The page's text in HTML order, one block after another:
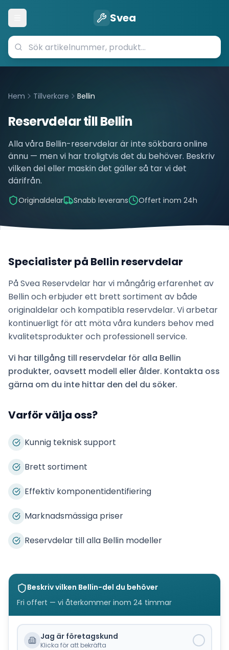
Öppna meny Svea
Hem Tillverkare Bellin
Reservdelar tillBellin
Alla våra Bellin-reservdelar är inte sökbara online
ännu — men vi har troligtvis det du behöver. Beskriv
vilken del eller maskin det gäller så tar vi det
därifrån.
Originaldelar Snabb leverans Offert inom 24h
Specialister på Bellin reservdelar
På Svea Reservdelar har vi mångårig erfarenhet av
Bellinoch erbjuder ett brett sortiment av både
originaldelar och kompatibla reservdelar. Vi arbetar
kontinuerligt för att möta våra kunders behov med
kvalitetsprodukter och professionell service.
Vi har tillgång till reservdelar för alla Bellin
produkter, oavsett modell eller ålder. Kontakta oss
gärna om du inte hittar den del du söker.
Varför välja oss?
Kunnig teknisk support
Brett sortiment
Effektiv komponentidentifiering
Marknadsmässiga priser
Reservdelar till alla Bellin modeller
Beskriv vilken Bellin-del du behöver
Fri offert — vi återkommer inom 24 timmar
Jag är företagskund
Klicka för att bekräfta